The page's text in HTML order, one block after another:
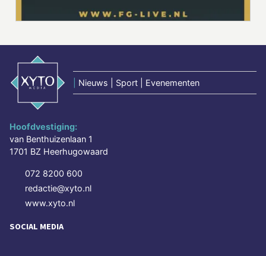
Nieuws | Sport | Evenementen
Hoofdvestiging:
van Benthuizenlaan 1
1701 BZ Heerhugowaard
072 8200 600
redactie@xyto.nl
www.xyto.nl
SOCIAL MEDIA